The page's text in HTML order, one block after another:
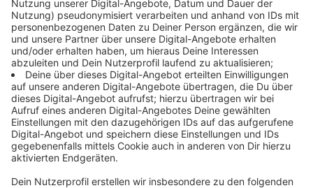
eine bewegende Reise durch seine Herkunft und die
prägenden Momente seines Lebens in Irland - einem
Land, in dem Regen und Licht, Glaube und Zweifel,
Freiheit und Tradition untrennbar miteinander
verbunden sind. Der Musiker öffnet die Türen zu
Erinnerungen, die von familiärem Chaos, rebellischen
Momenten und ehrfürchtigen Augenblicken geprägt
sind.
Anzeige